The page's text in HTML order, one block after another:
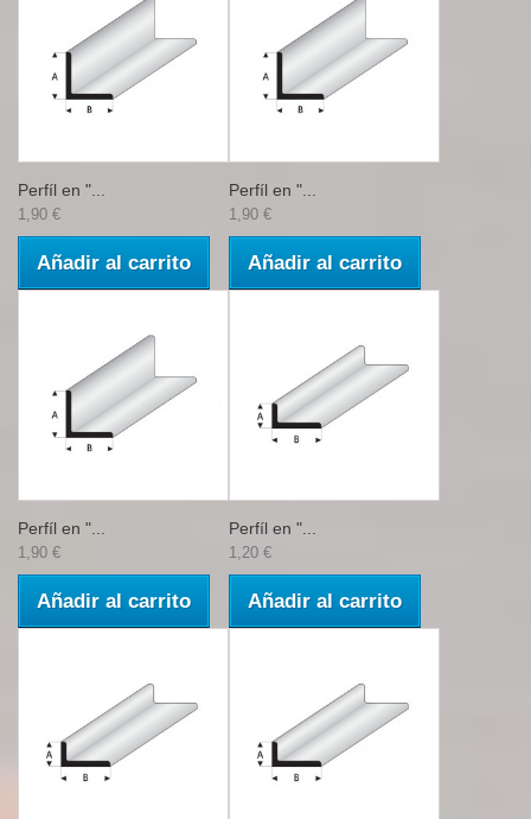
Perfíl en "...
1,90 €
Añadir al carrito
Perfíl en "...
1,90 €
Añadir al carrito
Perfíl en "...
1,90 €
Añadir al carrito
Perfíl en "...
1,20 €
Añadir al carrito